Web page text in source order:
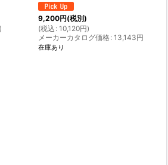
)
9,200円(税別)
(税込 : 10,120円)
メーカーカタログ価格: 13,143円
在庫あり